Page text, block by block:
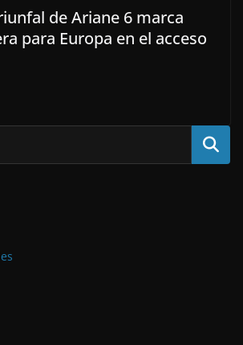
de Ariane 6 marca
para Europa en el acceso
Buscar